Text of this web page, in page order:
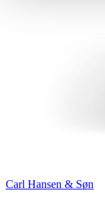
Carl Hansen & Søn